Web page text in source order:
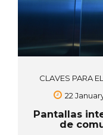
CLAVES PARA
22
Pantallas
de